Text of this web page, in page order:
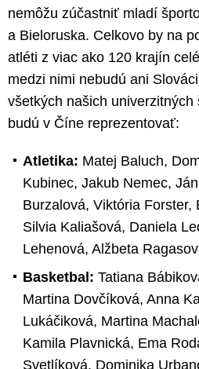
nemôžu zúčastniť mladí
a Bieloruska. Celkovo by na
atléti z viac ako 120 krajín
medzi nimi nebudú ani
všetkých našich
budú v Číne reprezentovať:
Atletika: Matej Baluch,
Kubinec, Jakub Nemec,
Burzalová, Viktória Forster,
Silvia Kaliašová, Daniela
Lehenová, Alžbeta
Basketbal: Tatiana
Martina Dovčíková, Anna
Lukáčiková, Martina
Kamila Plavnická, Ema
Svetlíková, Dominika